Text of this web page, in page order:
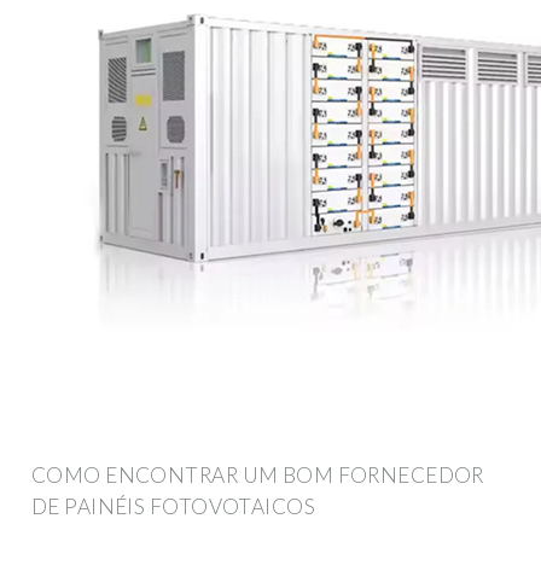
COMO ENCONTRAR UM BOM FORNECEDOR
DE PAINÉIS FOTOVOTAICOS